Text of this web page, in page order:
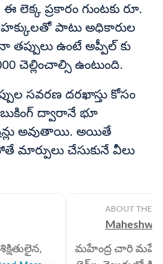
లెక్క ప్రకారం గుంటకు రూ.
హక్కులతో పాటు అధికారుల
తప్పులు ఉంటే అప్పీల్ కు
చెల్లించాల్సి ఉంటుంది.
సవరణ దరఖాస్తు కోసం
బుకింగ్ ద్వారానే భూ
అవుతాయి. అయితే
మార్పులు చేసుకునే వీలు
ABOUT THE
మహేంద్ర చారి